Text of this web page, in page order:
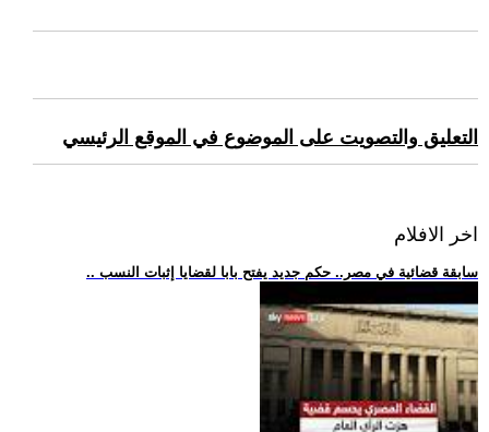
التعليق والتصويت على الموضوع في الموقع الرئيسي
اخر الافلام
.. سابقة قضائية في مصر.. حكم جديد يفتح بابا لقضايا إثبات النسب